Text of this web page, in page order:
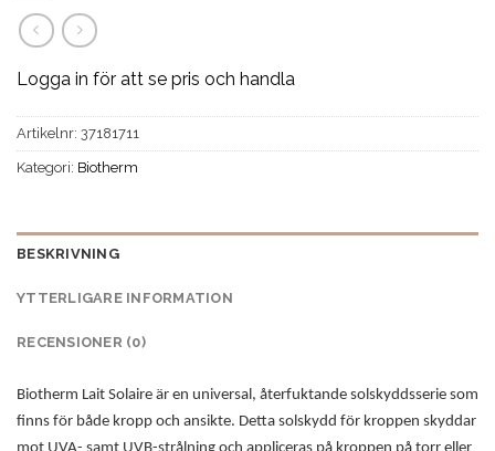
Logga in för att se pris och handla
Artikelnr: 37181711
Kategori: Biotherm
BESKRIVNING
YTTERLIGARE INFORMATION
RECENSIONER (0)
Biotherm Lait Solaire är en universal, återfuktande solskyddsserie som
finns för både kropp och ansikte. Detta solskydd för kroppen skyddar